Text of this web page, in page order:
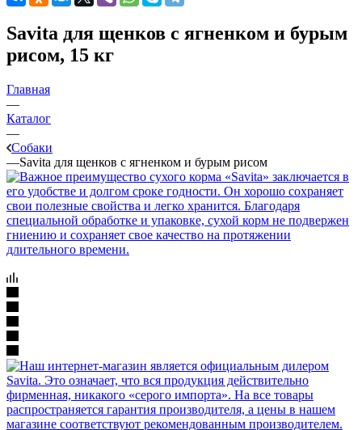
Savita для щенков с ягненком и бурым
рисом, 15 кг
Главная
—
Каталог
—
Собаки
—Savita для щенков с ягненком и бурым рисом